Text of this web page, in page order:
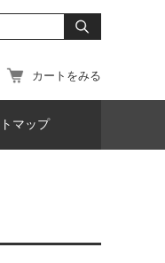
カートをみる
マップ